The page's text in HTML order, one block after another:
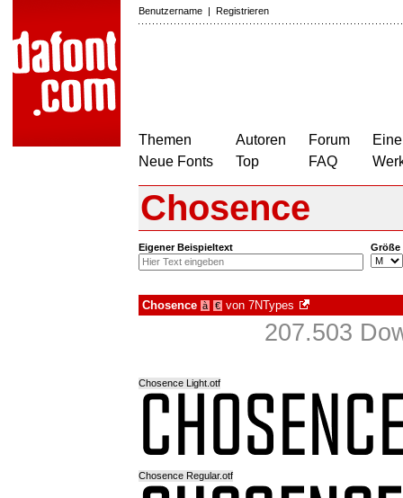
Benutzername | Registrieren
Themen
Neue Fonts
Autoren
Top
Forum
FAQ
Chosence
Eigener Beispieltext Größe
Chosence à € von 7NTypes
207.503
Chosence Light.otf
Chosence Regular.otf